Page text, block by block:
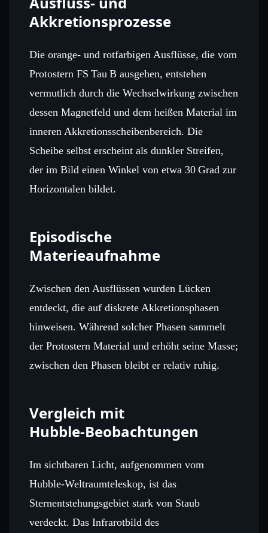
Akkretionsprozesse
Die orange‑ und rotfarbigen Ausflüsse, die vom
Protostern FS Tau B ausgehen, entstehen
vermutlich durch die Wechselwirkung zwischen
dessen Magnetfeld und dem heißen Material im
inneren Akkretionsscheibenbereich. Die
Scheibe selbst erscheint als dunkler Streifen,
der im Bild einen Winkel von etwa 30 Grad zur
Horizontalen bildet.
Episodische
Materieaufnahme
Zwischen den Ausflüssen wurden Lücken
entdeckt, die auf diskrete Akkretionsphasen
hinweisen. Während solcher Phasen sammelt
der Protostern Material und erhöht seine Masse;
zwischen den Phasen bleibt er relativ ruhig.
Vergleich mit
Hubble‑Beobachtungen
Im sichtbaren Licht, aufgenommen vom
Hubble‑Weltraumteleskop, ist das
Sternentstehungsgebiet stark von Staub
verdeckt. Das Infrarotbild des